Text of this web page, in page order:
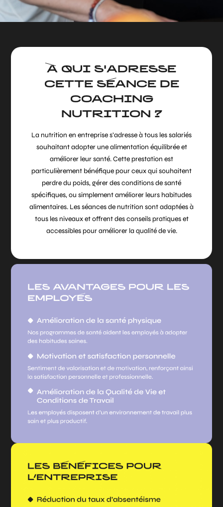
À QUI S'ADRESSE
CETTE SÉANCE DE
COACHING
NUTRITION ?
La nutrition en entreprise s’adresse à tous les salariés
souhaitant adopter une alimentation équilibrée et
améliorer leur santé. Cette prestation est
particulièrement bénéfique pour ceux qui souhaitent
perdre du poids, gérer des conditions de santé
spécifiques, ou simplement améliorer leurs habitudes
alimentaires. Les séances de nutrition sont adaptées à
tous les niveaux et offrent des conseils pratiques et
accessibles pour améliorer la qualité de vie.